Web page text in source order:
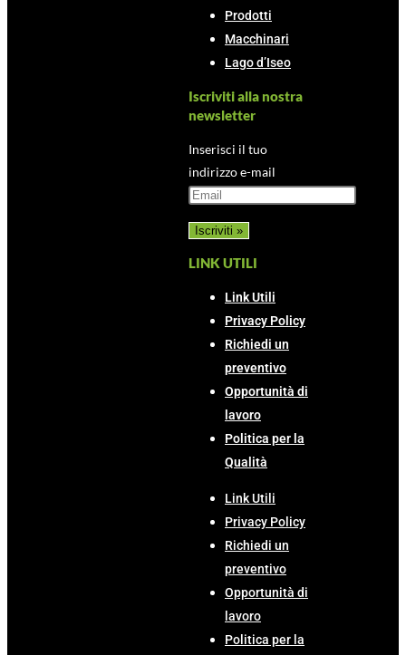
Prodotti
Macchinari
Lago d’Iseo
Iscriviti alla nostra
newsletter
Inserisci il tuo
indirizzo e-mail
LINK UTILI
Link Utili
Privacy Policy
Richiedi un
preventivo
Opportunità di
lavoro
Politica per la
Qualità
Link Utili
Privacy Policy
Richiedi un
preventivo
Opportunità di
lavoro
Politica per la